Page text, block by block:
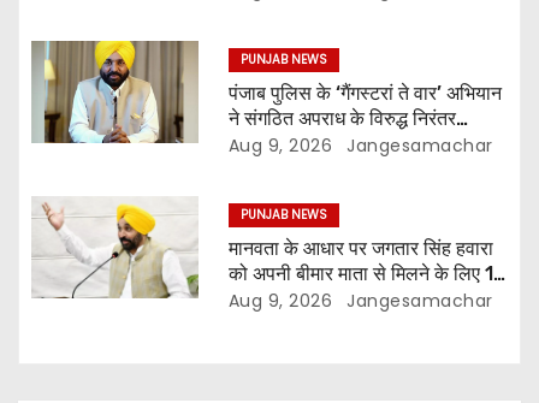
PUNJAB NEWS
पंजाब पुलिस के ‘गैंगस्टरां ते वार’ अभियान
ने संगठित अपराध के विरुद्ध निरंतर
कार्रवाई के 200 दिन पूरे किए ; 1.09
Aug 9, 2026 Jangesamachar
PUNJAB NEWS
मानवता के आधार पर जगतार सिंह हवारा
को अपनी बीमार माता से मिलने के लिए 10
दिन की पैरोल दी जानी चाहिए- मुख्यमंत्री
Aug 9, 2026 Jangesamachar